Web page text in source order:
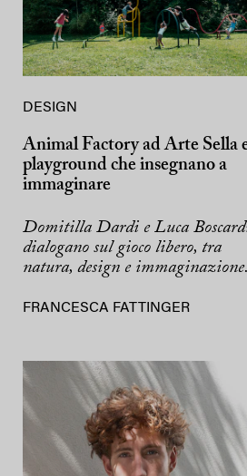
DESIGN
Animal Factory ad Arte Sella
playground che insegnano a
immaginare
Domitilla Dardi e Luca
dialogano sul gioco libero, tra
natura, design e immaginazione.
FRANCESCA FATTINGER